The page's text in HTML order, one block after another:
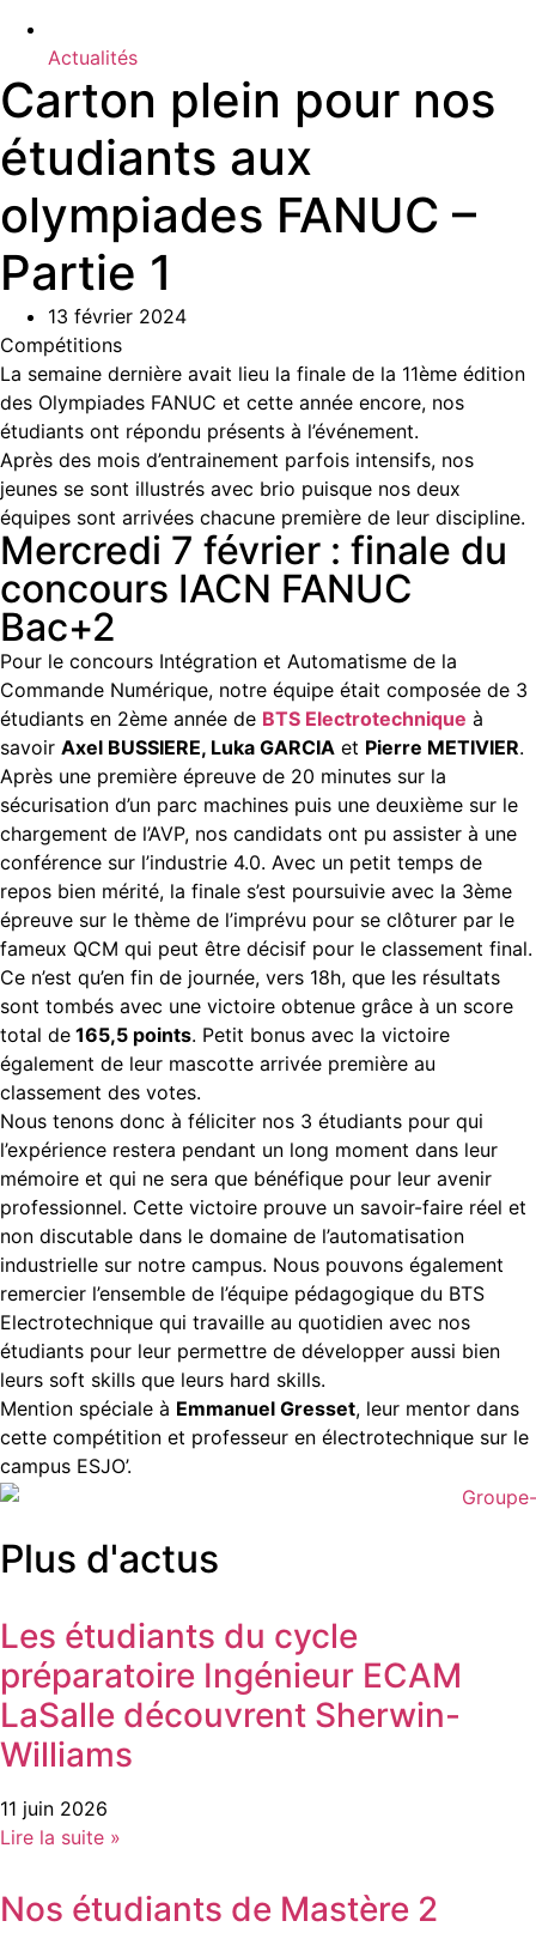
Actualités
Carton plein pour nos
étudiants aux
olympiades FANUC –
Partie 1
13 février 2024
Compétitions
La semaine dernière avait lieu la finale de la 11ème édition
des Olympiades FANUC et cette année encore, nos
étudiants ont répondu présents à l’événement.
Après des mois d’entrainement parfois intensifs, nos
jeunes se sont illustrés avec brio puisque nos deux
équipes sont arrivées chacune première de leur discipline.
Mercredi 7 février : finale du
concours IACN FANUC
Bac+2
Pour le concours Intégration et Automatisme de la
Commande Numérique, notre équipe était composée de 3
étudiants en 2ème année de BTS Electrotechnique à
savoir Axel BUSSIERE, Luka GARCIA et Pierre METIVIER.
Après une première épreuve de 20 minutes sur la
sécurisation d’un parc machines puis une deuxième sur le
chargement de l’AVP, nos candidats ont pu assister à une
conférence sur l’industrie 4.0. Avec un petit temps de
repos bien mérité, la finale s’est poursuivie avec la 3ème
épreuve sur le thème de l’imprévu pour se clôturer par le
fameux QCM qui peut être décisif pour le classement final.
Ce n’est qu’en fin de journée, vers 18h, que les résultats
sont tombés avec une victoire obtenue grâce à un score
total de 165,5 points. Petit bonus avec la victoire
également de leur mascotte arrivée première au
classement des votes.
Nous tenons donc à féliciter nos 3 étudiants pour qui
l’expérience restera pendant un long moment dans leur
mémoire et qui ne sera que bénéfique pour leur avenir
professionnel. Cette victoire prouve un savoir-faire réel et
non discutable dans le domaine de l’automatisation
industrielle sur notre campus. Nous pouvons également
remercier l’ensemble de l’équipe pédagogique du BTS
Electrotechnique qui travaille au quotidien avec nos
étudiants pour leur permettre de développer aussi bien
leurs soft skills que leurs hard skills.
Mention spéciale à Emmanuel Gresset, leur mentor dans
cette compétition et professeur en électrotechnique sur le
campus ESJO’.
Plus d'actus
Les étudiants du cycle
préparatoire Ingénieur ECAM
LaSalle découvrent Sherwin-
Williams
11 juin 2026
Lire la suite »
Nos étudiants de Mastère 2